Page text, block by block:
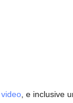
video, e inclusive